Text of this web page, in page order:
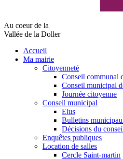
Au coeur de la
Vallée de la Doller
Accueil
Ma mairie
Citoyenneté
Conseil communal
Conseil municipal
Journée citoyenne
Conseil municipal
Elus
Bulletins
Décisions du
Enquêtes publiques
Location de salles
Cercle Saint-martin